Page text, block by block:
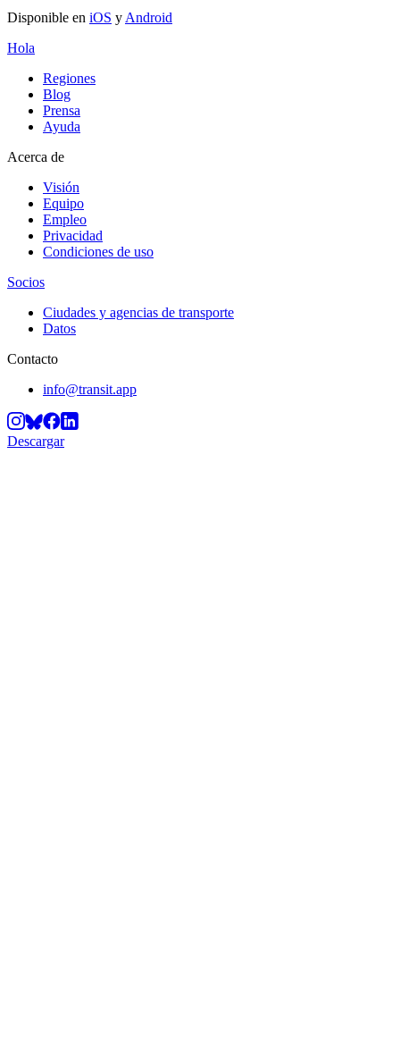
Disponible en iOS y Android
Hola
Regiones
Blog
Prensa
Ayuda
Acerca de
Visión
Equipo
Empleo
Privacidad
Condiciones de uso
Socios
Ciudades y agencias de transporte
Datos
Contacto
info@transit.app
Descargar